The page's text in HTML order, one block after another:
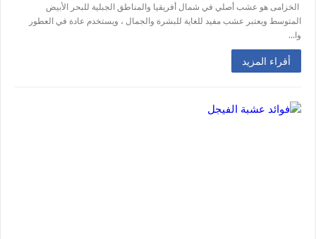
الخزامى هو عشب أصلي في شمال أفريقيا والمناطق الجبلية للبحر الأبيض
المتوسط ويعتبر عشب مفيد للغاية للبشرة والجمال ، ويستخدم عادة في العطور
وا...
أقراء المزيد